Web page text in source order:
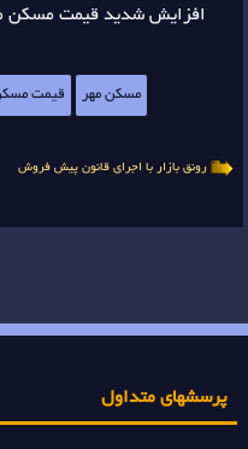
افزایش شدید قیمت مسکن
مسکن مهر قیمت
رونق بازار با اجرای قانون پیش‌ فروش
پرسشهای متداول